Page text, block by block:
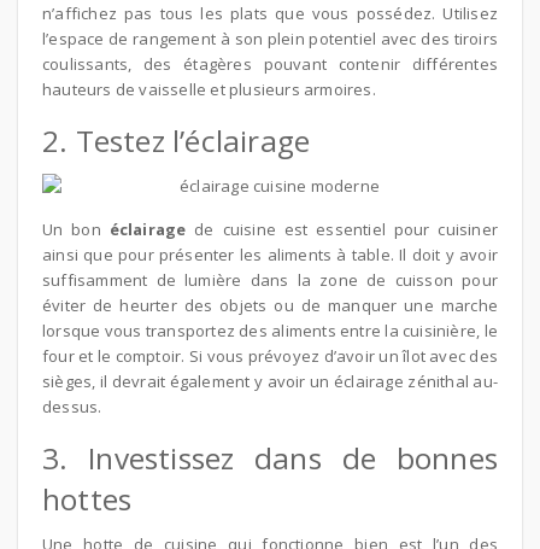
n’affichez pas tous les plats que vous possédez. Utilisez
l’espace de rangement à son plein potentiel avec des tiroirs
coulissants, des étagères pouvant contenir différentes
hauteurs de vaisselle et plusieurs armoires.
2. Testez l’éclairage
Un bon éclairage de cuisine est essentiel pour cuisiner
ainsi que pour présenter les aliments à table. Il doit y avoir
suffisamment de lumière dans la zone de cuisson pour
éviter de heurter des objets ou de manquer une marche
lorsque vous transportez des aliments entre la cuisinière, le
four et le comptoir. Si vous prévoyez d’avoir un îlot avec des
sièges, il devrait également y avoir un éclairage zénithal au-
dessus.
3. Investissez dans de bonnes
hottes
Une hotte de cuisine qui fonctionne bien est l’un des